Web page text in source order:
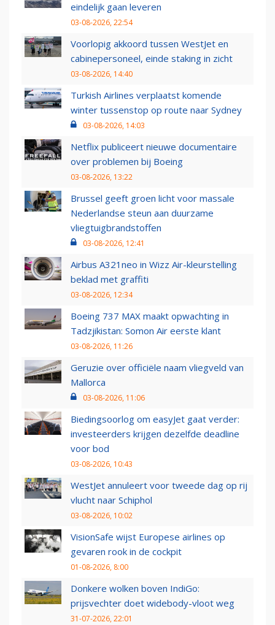
eindelijk gaan leveren
03-08-2026, 22:54
Voorlopig akkoord tussen WestJet en
cabinepersoneel, einde staking in zicht
03-08-2026, 14:40
Turkish Airlines verplaatst komende
winter tussenstop op route naar Sydney
03-08-2026, 14:03
Netflix publiceert nieuwe documentaire
over problemen bij Boeing
03-08-2026, 13:22
Brussel geeft groen licht voor massale
Nederlandse steun aan duurzame
vliegtuigbrandstoffen
03-08-2026, 12:41
Airbus A321neo in Wizz Air-kleurstelling
beklad met graffiti
03-08-2026, 12:34
Boeing 737 MAX maakt opwachting in
Tadzjikistan: Somon Air eerste klant
03-08-2026, 11:26
Geruzie over officiële naam vliegveld van
Mallorca
03-08-2026, 11:06
Biedingsoorlog om easyJet gaat verder:
investeerders krijgen dezelfde deadline
voor bod
03-08-2026, 10:43
WestJet annuleert voor tweede dag op rij
vlucht naar Schiphol
03-08-2026, 10:02
VisionSafe wijst Europese airlines op
gevaren rook in de cockpit
01-08-2026, 8:00
Donkere wolken boven IndiGo:
prijsvechter doet widebody-vloot weg
31-07-2026, 22:01